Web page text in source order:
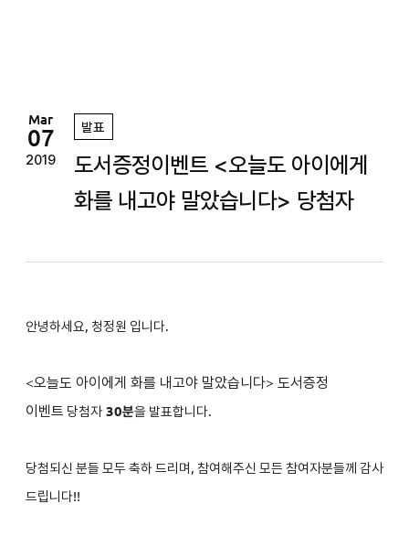
Mar
07
2019
발표
도서증정이벤트 <오늘도 아이에게
화를 내고야 말았습니다> 당첨자
안녕하세요, 청정원 입니다.
<오늘도 아이에게 화를 내고야 말았습니다> 도서증정
이벤트 당첨자 30분을 발표합니다.
당첨되신 분들 모두 축하 드리며, 참여해주신 모든 참여자분들께 감사
드립니다!!